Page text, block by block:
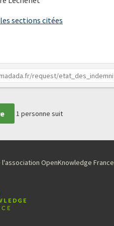
sections citées
1 personne suit
OpenKnowledge France